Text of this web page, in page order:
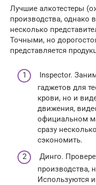
Лучшие алкотестеры
производства, однако
несколько
Точными, но
представляется
Inspector.
гаджетов для
крови, но и
движения,
официальном
сразу
сэкономить.
Динго.
производства,
Используются